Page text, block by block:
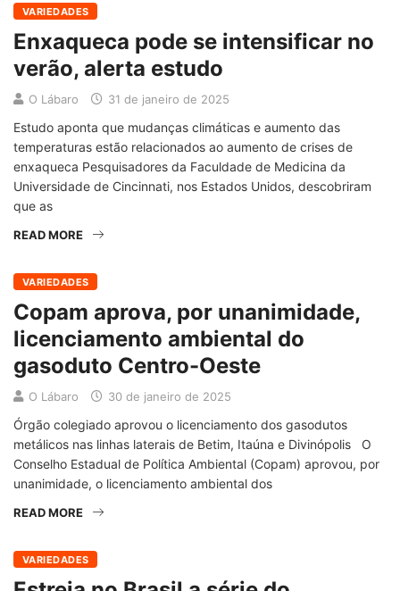
VARIEDADES
Enxaqueca pode se intensificar no
verão, alerta estudo
O Lábaro 31 de janeiro de 2025
Estudo aponta que mudanças climáticas e aumento das
temperaturas estão relacionados ao aumento de crises de
enxaqueca Pesquisadores da Faculdade de Medicina da
Universidade de Cincinnati, nos Estados Unidos, descobriram
que as
READ MORE
VARIEDADES
Copam aprova, por unanimidade,
licenciamento ambiental do
gasoduto Centro-Oeste
O Lábaro 30 de janeiro de 2025
Órgão colegiado aprovou o licenciamento dos gasodutos
metálicos nas linhas laterais de Betim, Itaúna e Divinópolis O
Conselho Estadual de Política Ambiental (Copam) aprovou, por
unanimidade, o licenciamento ambiental dos
READ MORE
VARIEDADES